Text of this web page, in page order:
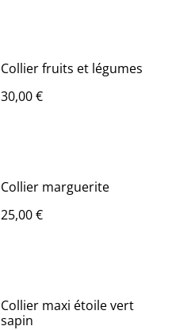
Collier fruits et légumes
30,00 €
Collier marguerite
25,00 €
Collier maxi étoile vert
sapin